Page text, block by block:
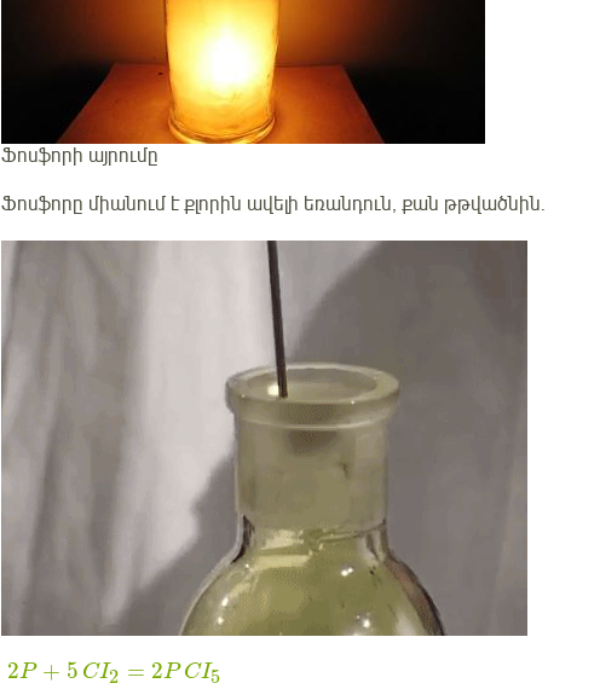
Ֆոսֆորի այրումը
Ֆոսֆորը միանում է քլորին ավելի եռանդուն, քան թթվածնին.
2P+ 5 CI2 = 2P CI5